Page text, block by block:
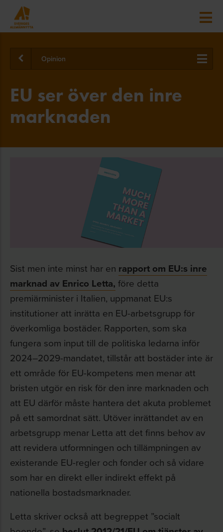
Opinion
EU ser över den inre
marknaden
Sist men inte minst har en rapport om EU:s inre
marknad av Enrico Letta, före detta
premiärminister i Italien, uppmanat EU:s
institutioner att inrätta en EU-arbetsgrupp för
överkomliga bostäder. Rapporten, som ska
fungera som input till de politiska ledarna inför
2024–2029-mandatet, tillstår att bostäder inte är
ett område för EU-kompetens men menar att
bristen utgör en risk för den inre marknaden och
att EU därför måste hantera det akuta problemet
på ett samordnat sätt. Utöver inrättandet av en
arbetsgrupp menar Letta att det finns behov av
att revidera utformningen och tillämpningen av
existerande EU-regler och fonder och så vidare
som har en direkt eller indirekt effekt på
nationella bostadsmarknader.
Letta skriver också att begreppet ”socialt